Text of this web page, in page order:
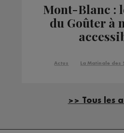
Mont-Blanc :
du Goûter à
Actus La Matinale des
>> Tous les